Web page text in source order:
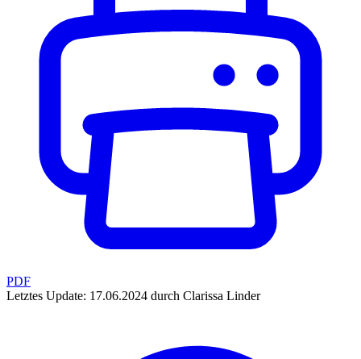
PDF
Letztes Update: 17.06.2024 durch Clarissa Linder